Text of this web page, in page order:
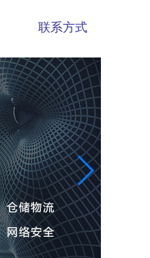
联系方式